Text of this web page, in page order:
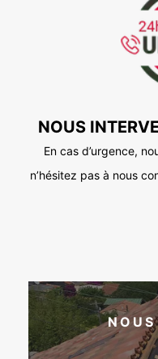
NOUS
En cas d’urgence,
n’hésitez pas à nous